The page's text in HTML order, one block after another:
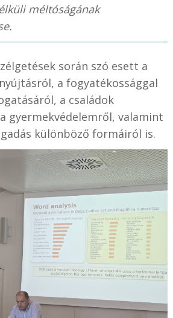
méltóságának
során szó esett a
a fogyatékossággal
a családok
gyermekvédelemről, valamint
különböző formáiról is.